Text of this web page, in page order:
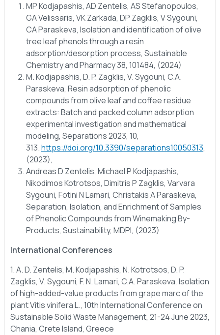
MP Kodjapashis, AD Zentelis, AS Stefanopoulos,
GA Velissaris, VK Zarkada, DP Zagklis, V Sygouni,
CA Paraskeva, Isolation and identification of olive
tree leaf phenols through a resin
adsorption/desorption process, Sustainable
Chemistry and Pharmacy 38, 101484, (2024)
M. Kodjapashis, D. P. Zagklis, V. Sygouni, C.A.
Paraskeva, Resin adsorption of phenolic
compounds from olive leaf and coffee residue
extracts: Batch and packed column adsorption
experimental investigation and mathematical
modeling, Separations 2023, 10,
313.https://doi.org/10.3390/separations10050313,
(2023),
Andreas D Zentelis, Michael P Kodjapashis,
Nikodimos Kotrotsos, Dimitris P Zagklis, Varvara
Sygouni, Fotini N Lamari, Christakis A Paraskeva,
Separation, Isolation, and Enrichment of Samples
of Phenolic Compounds from Winemaking By-
Products, Sustainability, MDPI, (2023)
International Conferences
1. Α. D. Zentelis, M. Kodjapashis, N. Kotrotsos, D. P.
Zagklis, V. Sygouni, F. N. Lamari, C.A. Paraskeva, Isolation
of high-added-value products from grape marc of the
plant Vitis vinifera L., 10th International Conference on
Sustainable Solid Waste Management, 21-24 June 2023,
Chania, Crete Island, Greece